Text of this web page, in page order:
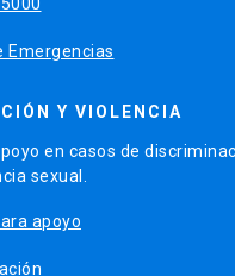
Emergencias
Y VIOLENCIA
en casos de
sexual.
apoyo